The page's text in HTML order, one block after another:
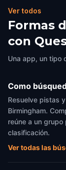
Ver todos
Formas
con
Una app, un tipo
Como
Resuelve pistas
Birmingham.
reúne a un
clasificación.
Ver todas las